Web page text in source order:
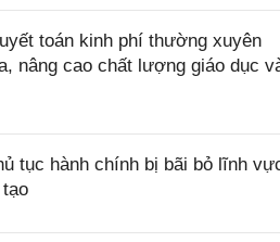
toán kinh phí thường xuyên
nâng cao chất lượng giáo dục
tục hành chính bị bãi bỏ lĩnh